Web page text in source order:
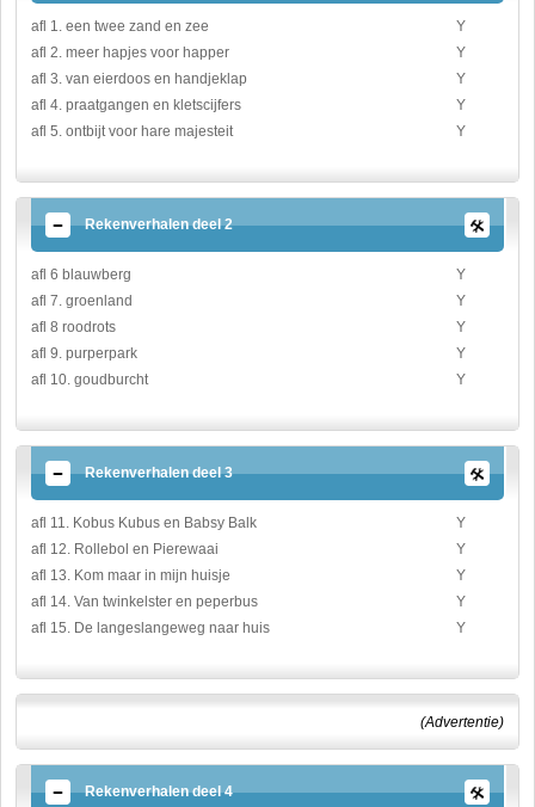
afl 1. een twee zand en zee
Y
afl 2. meer hapjes voor happer
Y
afl 3. van eierdoos en handjeklap
Y
afl 4. praatgangen en kletscijfers
Y
afl 5. ontbijt voor hare majesteit
Y
Rekenverhalen deel 2
afl 6 blauwberg
Y
afl 7. groenland
Y
afl 8 roodrots
Y
afl 9. purperpark
Y
afl 10. goudburcht
Y
Rekenverhalen deel 3
afl 11. Kobus Kubus en Babsy Balk
Y
afl 12. Rollebol en Pierewaai
Y
afl 13. Kom maar in mijn huisje
Y
afl 14. Van twinkelster en peperbus
Y
afl 15. De langeslangeweg naar huis
Y
(Advertentie)
Rekenverhalen deel 4